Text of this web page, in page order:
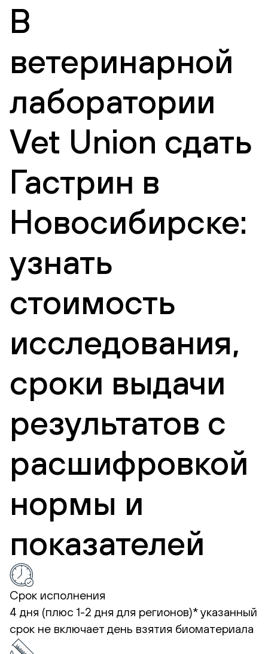
В
ветеринарной
лаборатории
Vet Union сдать
Гастрин в
Новосибирске:
узнать
стоимость
исследования,
сроки выдачи
результатов с
расшифровкой
нормы и
показателей
Срок исполнения
4 дня (плюс 1-2 дня для регионов)*указанный
срок не включает день взятия биоматериала